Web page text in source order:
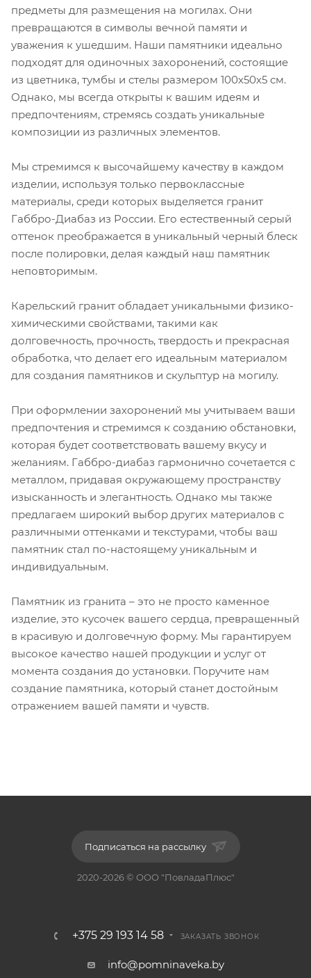
предметы для размещения на могилах. Они
превращаются в символы вечной памяти и
уважения к ушедшим. Наши памятники идеально
подходят для одиночных захоронений, состоящие
из цветника, тумбы и стелы размером 100х50х5 см.
Однако, мы всегда открыты к вашим идеям и
предпочтениям, стремясь создать уникальные
композиции из различных элементов.
Мы стремимся к высочайшему качеству в каждом
изделии, используя только первоклассные
материалы, среди которых выделяется гранит
Габбро-Диабаз из России. Его естественный серый
оттенок преображается в уникальный черный блеск
после полировки, делая каждый наш памятник
неповторимым.
Карельский гранит обладает уникальными физико-
химическими свойствами, такими как
долговечность, прочность, твердость и прекрасная
обработка, что делает его идеальным материалом
для создания памятников и скульптур на могилу.
При оформлении захоронений мы учитываем ваши
предпочтения и стремимся к созданию обстановки,
которая будет соответствовать вашему вкусу и
желаниям. Габбро-диабаз гармонично сочетается с
металлом, придавая окружающему пространству
изысканность и элегантность. Однако мы также
предлагаем широкий выбор других материалов с
различными оттенками и текстурами, чтобы ваш
памятник стал по-настоящему уникальным и
индивидуальным.
Памятник из гранита – это не просто каменное
изделие, это кусочек вашего сердца, превращенный
в красивую и долговечную форму. Мы гарантируем
высокое качество нашей продукции и услуг от
момента создания до установки. Поручите нам
создание памятника, который станет достойным
отражением вашей памяти и чувств.
Подписаться на рассылку
2020-2026 © ООО "ПовладаПлюс"
+375 29 193 14 58 ЗАКАЗАТЬ ЗВОНОК
info@pomninaveka.by